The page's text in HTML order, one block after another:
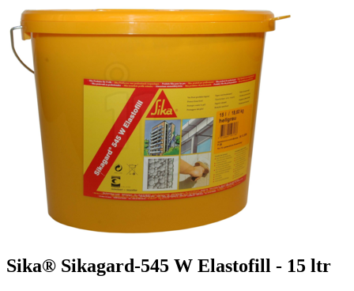
Sika® Sikagard-545 W Elastofill - 15 ltr